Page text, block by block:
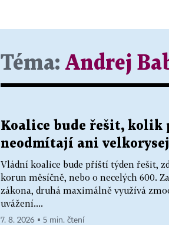
Téma: Andrej
Koalice bude řešit, kolik
neodmítají ani
Vládní koalice bude příští týden řešit,
korun měsíčně, nebo o necelých 600.
zákona, druhá maximálně využívá
uvážení....
7. 8. 2026 ▪ 5 min. čtení